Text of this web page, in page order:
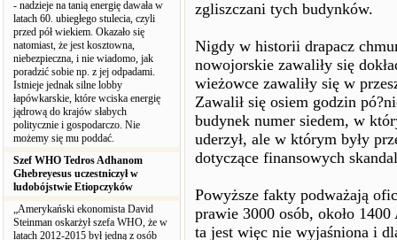
- nadzieje na tanią energię dawała w
latach 60. ubiegłego stulecia, czyli
przed pół wiekiem. Okazało się
natomiast, że jest kosztowna,
niebezpieczna, i nie wiadomo, jak
poradzić sobie np. z jej odpadami.
Istnieje jednak silne lobby
łapówkarskie, które wciska energię
jądrową do krajów słabych
politycznie i gospodarczo. Nie
możemy się mu poddać.
Szef WHO Tedros Adhanom
Ghebreyesus uczestniczył w
ludobójstwie Etiopczyków
„Amerykański ekonomista David
Steinman oskarżył szefa WHO, że w
latach 2012-2015 był jedną z osób
zgliszczani tych budynków.
Nigdy w historii drapacz
nowojorskie zawaliły się
wieżowce zawaliły się w
Zawalił się osiem godzin
budynek numer siedem, w
uderzył, ale w którym były
dotyczące finansowych
Powyższe fakty podważają
prawie 3000 osób, około
ta jest więc nie wyjaśniona i